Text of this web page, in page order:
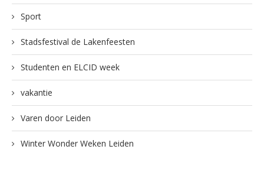
Sport
Stadsfestival de Lakenfeesten
Studenten en ELCID week
vakantie
Varen door Leiden
Winter Wonder Weken Leiden